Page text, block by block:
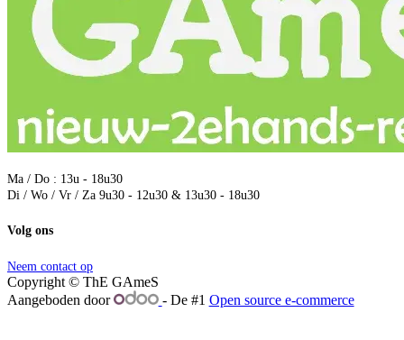
Ma / Do : 13u - 18u30
Di / Wo / Vr / Za 9u30 - 12u30 & 13u30 - 18u30
Volg ons
Neem contact op
Copyright © ThE GAmeS
Aangeboden door
- De #1 Open source e-commerce